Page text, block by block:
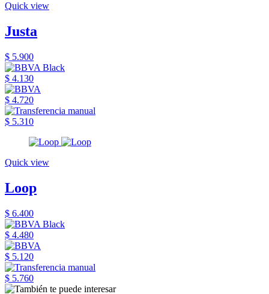
Quick view
Justa
$ 5.900
$ 4.130
$ 4.720
$ 5.310
Quick view
Loop
$ 6.400
$ 4.480
$ 5.120
$ 5.760